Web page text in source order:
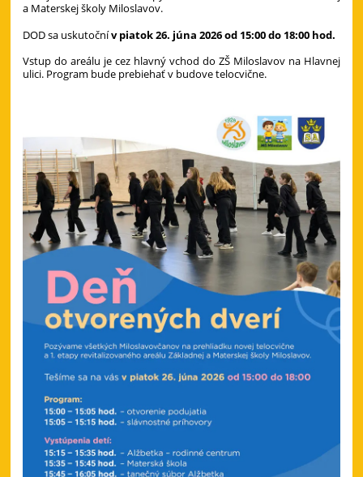
a Materskej školy Miloslavov.
DOD sa uskutočnív piatok 26. júna 2026 od 15:00 do 18:00 hod.
Vstup do areálu je cez hlavný vchod do ZŠ Miloslavov na Hlavnej
ulici. Program bude prebiehať v budove telocvične.